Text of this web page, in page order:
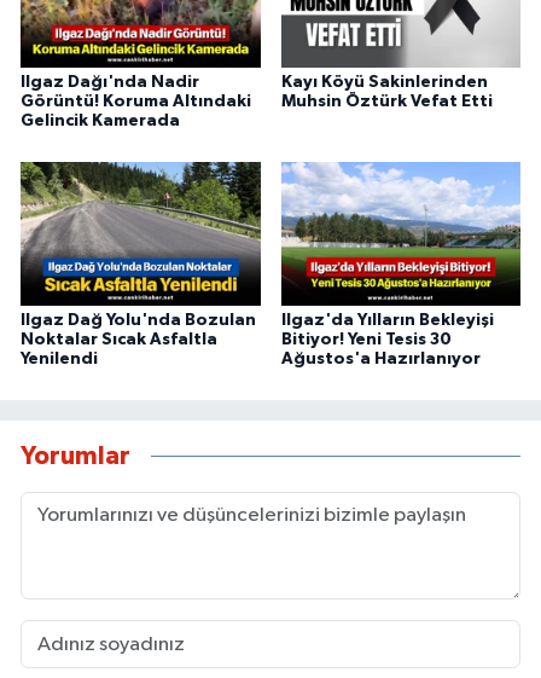
Ilgaz Dağı'nda Nadir
Görüntü! Koruma Altındaki
Gelincik Kamerada
Kayı Köyü Sakinlerinden
Muhsin Öztürk Vefat Etti
Ilgaz Dağ Yolu'nda Bozulan
Noktalar Sıcak Asfaltla
Yenilendi
Ilgaz'da Yılların Bekleyişi
Bitiyor! Yeni Tesis 30
Ağustos'a Hazırlanıyor
Yorumlar